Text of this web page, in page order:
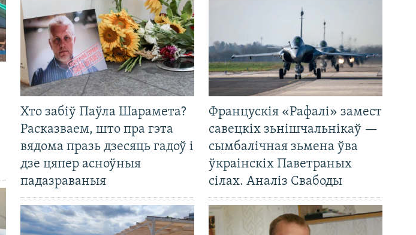
Хто забіў Паўла Шарамета?
Расказваем, што пра гэта
вядома празь дзесяць гадоў і
дзе цяпер асноўныя
падазраваныя
Францускія «Рафалі» замест
савецкіх зьнішчальнікаў —
сымбалічная зьмена ўва
ўкраінскіх Паветраных
сілах. Аналіз Свабоды